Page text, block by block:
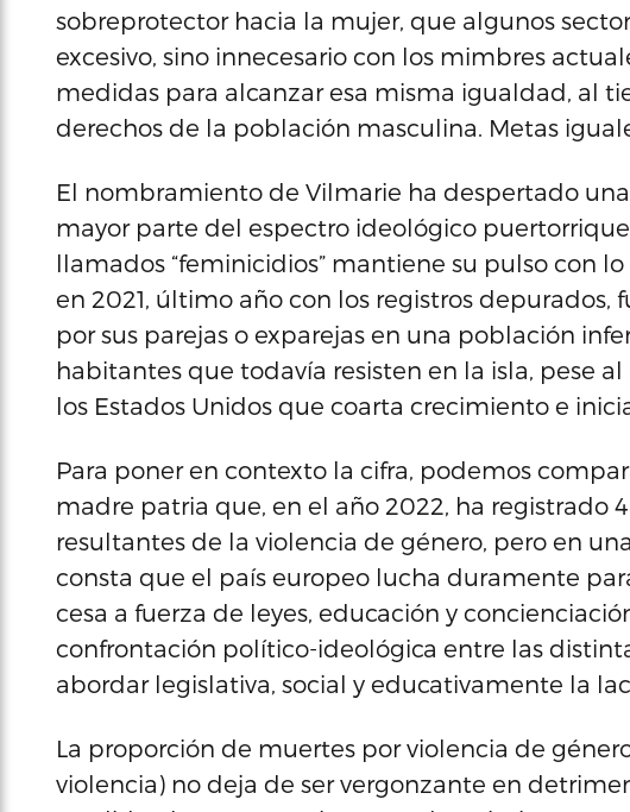
sobreprotector hacia la mujer, que algunos
excesivo, sino innecesario con los mimbres
medidas para alcanzar esa misma igualdad, al
derechos de la población masculina. Metas
El nombramiento de Vilmarie ha despertado
mayor parte del espectro ideológico
llamados “feminicidios” mantiene su pulso con
en 2021, último año con los registros depurados,
por sus parejas o exparejas en una población
habitantes que todavía resisten en la isla, pese
los Estados Unidos que coarta crecimiento e
Para poner en contexto la cifra, podemos
madre patria que, en el año 2022, ha registrado
resultantes de la violencia de género, pero en
consta que el país europeo lucha duramente
cesa a fuerza de leyes, educación y
confrontación político-ideológica entre las
abordar legislativa, social y educativamente la
La proporción de muertes por violencia de
violencia) no deja de ser vergonzante en